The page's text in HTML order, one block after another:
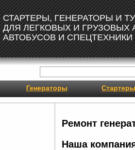
СТАРТЕРЫ, ГЕНЕРАТОРЫ И
ДЛЯ ЛЕГКОВЫХ И ГРУЗОВЫХ
АВТОБУСОВ И СПЕЦТЕХНИКИ
Генераторы Стартеры
Ремонт
Наша